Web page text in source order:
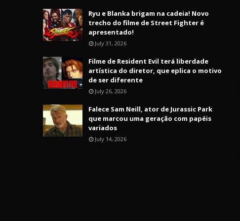
Ryu e Blanka brigam na cadeia! Novo
trecho do filme de Street Fighter é
apresentado!
July 31, 2026
Filme de Resident Evil terá liberdade
artística do diretor, que eplica o motivo
de ser diferente
July 26, 2026
Falece Sam Neill, ator de Jurassic Park
que marcou uma geração com papéis
variados
July 14, 2026